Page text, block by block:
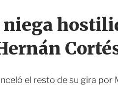
s
o
r
el resto de su gira